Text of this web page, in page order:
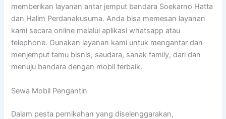
memberikan layanan antar jemput bandara Soekarno Hatta
dan Halim Perdanakusuma. Anda bisa memesan layanan
kami secara online melalui aplikasi whatsapp atau
telephone. Gunakan layanan kami untuk mengantar dan
menjemput tamu bisnis, saudara, sanak family, dari dan
menuju bandara dengan mobil terbaik.
Sewa Mobil Pengantin
Dalam pesta pernikahan yang diselenggarakan,